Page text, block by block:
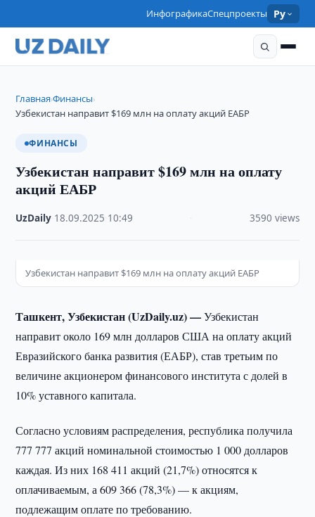
ИнфографикаСпецпроекты Ру
Главная›Финансы›
Узбекистан направит $169 млн на оплату акций ЕАБР
ФИНАНСЫ
Узбекистан направит $169 млн на оплату
акций ЕАБР
UzDaily 18.09.2025 10:49 3590 views
Узбекистан направит $169 млн на оплату акций ЕАБР
Ташкент, Узбекистан (UzDaily.uz) —Узбекистан
направит около 169 млн долларов США на оплату акций
Евразийского банка развития (ЕАБР), став третьим по
величине акционером финансового института с долей в
10% уставного капитала.
Согласно условиям распределения, республика получила
777 777 акций номинальной стоимостью 1 000 долларов
каждая. Из них 168 411 акций (21,7%) относятся к
оплачиваемым, а 609 366 (78,3%) — к акциям,
подлежащим оплате по требованию.